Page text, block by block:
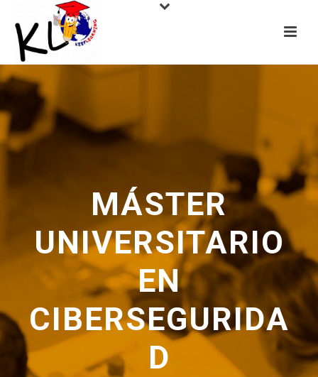
MÁSTER
UNIVERSITARIO
EN
CIBERSEGURIDA
D